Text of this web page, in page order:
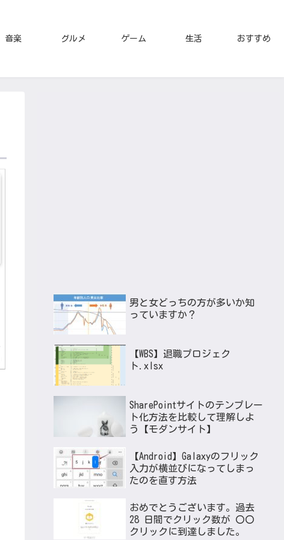
音楽 グルメ ゲーム 生活 おすすめ
男と女どっちの方が多いか知
っていますか？
【WBS】退職プロジェク
ト.xlsx
SharePointサイトのテンプレー
ト化方法を比較して理解しよ
う【モダンサイト】
【Android】Galaxyのフリック
入力が横並びになってしまっ
たのを直す方法
おめでとうございます。過去
28 日間でクリック数が 〇〇
クリックに到達しました。